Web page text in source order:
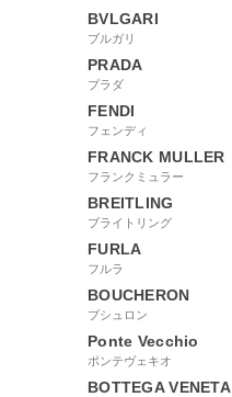
BVLGARI
ブルガリ
PRADA
プラダ
FENDI
フェンディ
FRANCK MULLER
フランクミュラー
BREITLING
ブライトリング
FURLA
フルラ
BOUCHERON
ブシュロン
Ponte Vecchio
ポンテヴェキオ
BOTTEGA VENETA